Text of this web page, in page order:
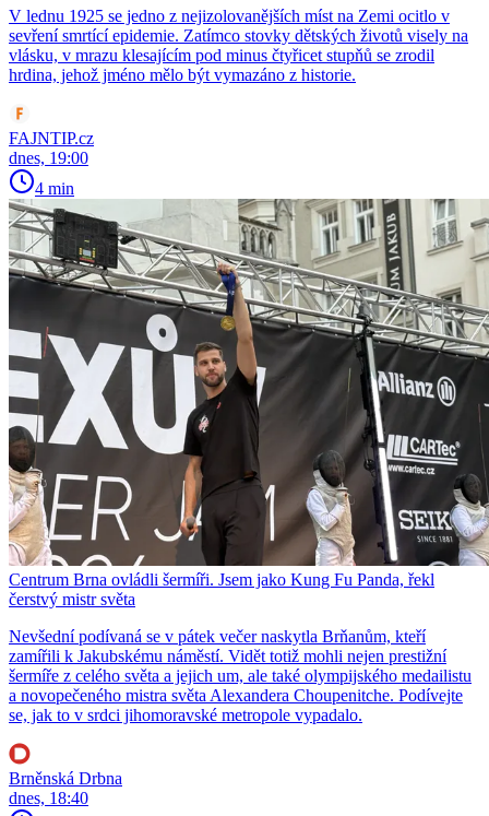
V lednu 1925 se jedno z nejizolovanějších míst na Zemi ocitlo v
sevření smrtící epidemie. Zatímco stovky dětských životů visely na
vlásku, v mrazu klesajícím pod minus čtyřicet stupňů se zrodil
hrdina, jehož jméno mělo být vymazáno z historie.
FAJNTIP.cz
dnes, 19:00
4 min
Centrum Brna ovládli šermíři. Jsem jako Kung Fu Panda, řekl
čerstvý mistr světa
Nevšední podívaná se v pátek večer naskytla Brňanům, kteří
zamířili k Jakubskému náměstí. Vidět totiž mohli nejen prestižní
šermíře z celého světa a jejich um, ale také olympijského medailistu
a novopečeného mistra světa Alexandera Choupenitche. Podívejte
se, jak to v srdci jihomoravské metropole vypadalo.
Brněnská Drbna
dnes, 18:40